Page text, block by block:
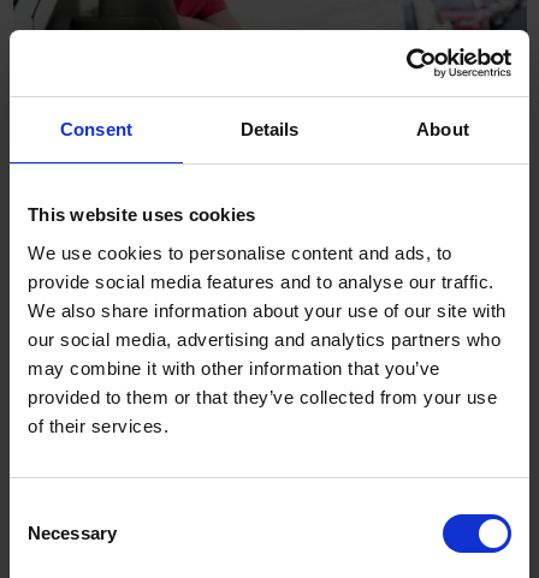
Consent Details About
This website uses cookies
We use cookies to personalise content and ads, to
provide social media features and to analyse our traffic.
We also share information about your use of our site with
our social media, advertising and analytics partners who
may combine it with other information that you’ve
provided to them or that they’ve collected from your use
of their services.
Selection
Necessary
12.04.2026 Porady,Usługi kurierskie
DPD Pickup – paczka za
pobraniem (COD)
Usługa DPD Pickup umożliwia nadanie paczki za pobraniem, co jest
popularnym rozwiązaniem przy sprzedaży online. Należy jednak